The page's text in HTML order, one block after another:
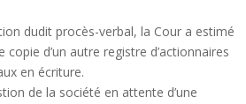
dudit procès-verbal, la Cour a estimé
d’un autre registre d’actionnaires
en écriture.
de la société en attente d’une